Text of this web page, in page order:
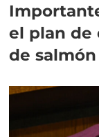
el plan de
de